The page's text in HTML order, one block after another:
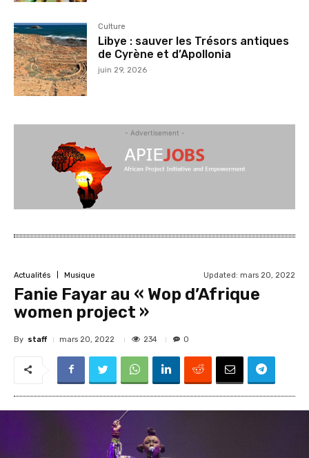
Culture
Libye : sauver les Trésors antiques
de Cyrène et d’Apollonia
juin 29, 2026
- Advertisement -